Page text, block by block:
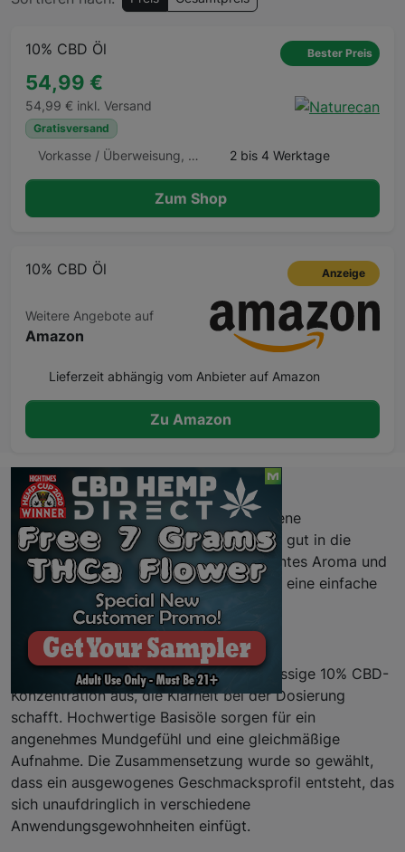
10% CBD Öl Bester Preis
54,99 €
54,99 € inkl. Versand
Gratisversand
Vorkasse / Überweisung, Klarna Sofortüberweisung, Kreditkarte, Klarna Rechnung 2 bis 4 Werktage
Zum Shop
10% CBD Öl Anzeige
Weitere Angebote auf
Amazon
Lieferzeit abhängig vom Anbieter auf Amazon
Zu Amazon
Beschreibung
Das 10% CBD-Öl bietet eine ausgewogene
Konzentration von Cannabidiol, die sich gut in die
tägliche Routine integrieren lässt. Dezentes Aroma und
eine klare Dosierungsbasis ermöglichen eine einfache
Nutzung ohne Ablenkung vom Alltag.
Eigenschaften
Das Öl zeichnet sich durch eine zuverlässige 10% CBD-
Konzentration aus, die Klarheit bei der Dosierung
schafft. Hochwertige Basisöle sorgen für ein
angenehmes Mundgefühl und eine gleichmäßige
Aufnahme. Die Zusammensetzung wurde so gewählt,
dass ein ausgewogenes Geschmacksprofil entsteht, das
sich unaufdringlich in verschiedene
Anwendungsgewohnheiten einfügt.